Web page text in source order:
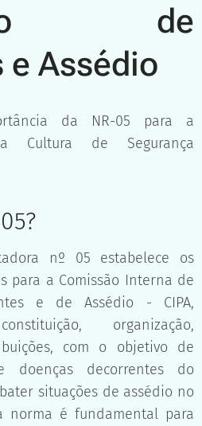
de
Assédio
da NR-05 para a
Cultura de Segurança
nº 05 estabelece os
para a Comissão Interna de
e de Assédio - CIPA,
organização,
com o objetivo de
doenças decorrentes do
situações de assédio no
norma é fundamental para